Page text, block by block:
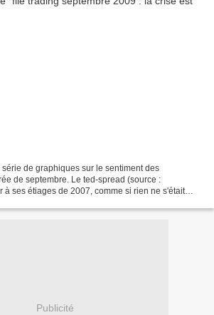
de graphiques sur le sentiment des
de septembre. Le ted-spread (source :
à ses étiages de 2007, comme si rien ne s'était
Publicité